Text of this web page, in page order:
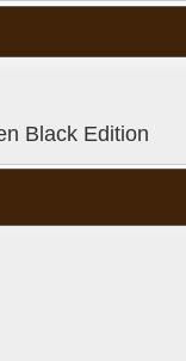
SALE
Black Edition